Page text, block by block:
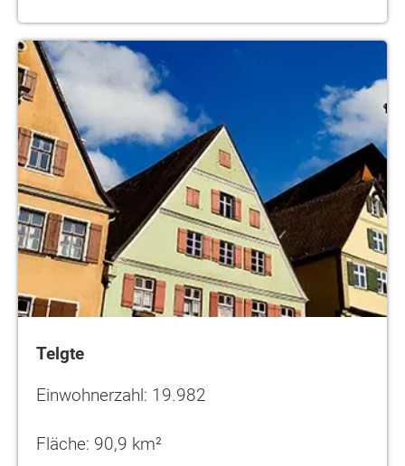
Telgte
Telgte
Einwohnerzahl: 19.982
Fläche: 90,9 km²